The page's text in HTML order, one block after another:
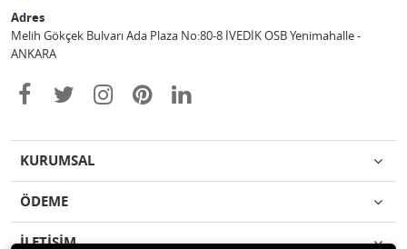
Adres
Melih Gökçek Bulvarı Ada Plaza No:80-8 İVEDİK OSB Yenimahalle -
ANKARA
KURUMSAL
ÖDEME
İLETİŞİM